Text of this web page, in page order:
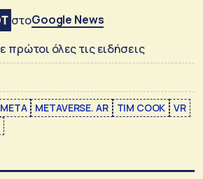
στοGoogle News
πρώτοι όλες τις ειδήσεις
META METAVERSE. AR TIM COOK
VR